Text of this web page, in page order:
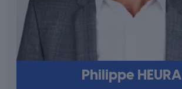
Philippe HEURA